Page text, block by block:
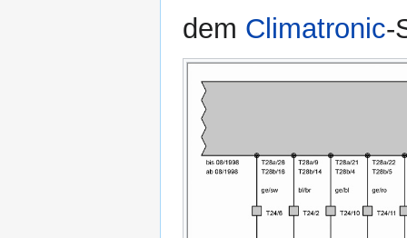
dem Climatronic-